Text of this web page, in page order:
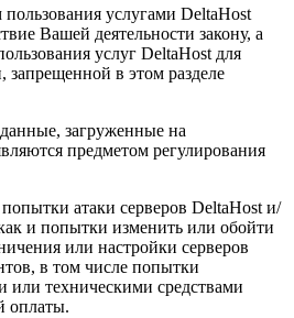
услугами DeltaHost
Вашей деятельности закону, а
услуг DeltaHost для
запрещенной в этом разделе
загруженные на
предметом регулирования
атаки серверов DeltaHost и/
и попытки изменить или обойти
или настройки серверов
в том числе попытки
или техническими средствами
оплаты.